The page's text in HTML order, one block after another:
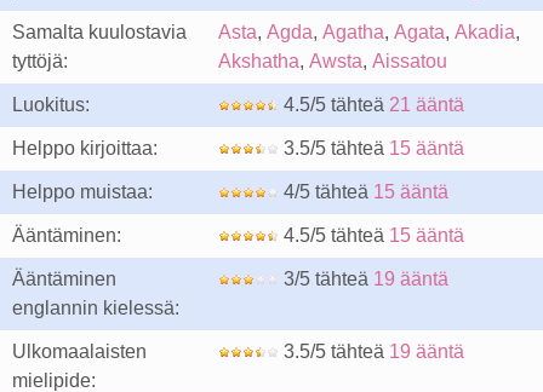
Samalta kuulostavia
tyttöjä:
Asta, Agda, Agatha, Agata, Akadia,
Akshatha, Awsta, Aissatou
Luokitus: 4.5/5 tähteä 21 ääntä
Helppo kirjoittaa: 3.5/5 tähteä 15 ääntä
Helppo muistaa: 4/5 tähteä 15 ääntä
Ääntäminen: 4.5/5 tähteä 15 ääntä
Ääntäminen
englannin kielessä:
3/5 tähteä 19 ääntä
Ulkomaalaisten
mielipide:
3.5/5 tähteä 19 ääntä